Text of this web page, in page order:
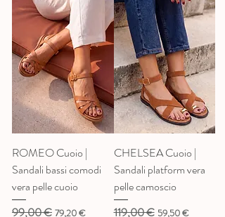
ROMEO Cuoio |
Sandali bassi comodi
vera pelle cuoio
Prezzo regolare
99,00 € Prezzo scontato
79,20 €
CHELSEA Cuoio |
Sandali platform vera
pelle camoscio
Prezzo regolare
119,00 € Prezzo scontato
59,50 €